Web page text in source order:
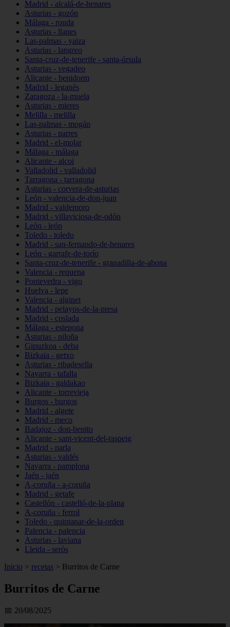
Madrid - alcalá-de-henares
Asturias - gozón
Málaga - ronda
Asturias - llanes
Las-palmas - yaiza
Asturias - langreo
Santa-cruz-de-tenerife - santa-úrsula
Asturias - vegadeo
Alicante - benidorm
Madrid - leganés
Zaragoza - la-muela
Asturias - mieres
Melilla - melilla
Las-palmas - mogán
Asturias - parres
Madrid - el-molar
Málaga - málaga
Alicante - alcoi
Valladolid - valladolid
Tarragona - tarragona
Asturias - corvera-de-asturias
León - valencia-de-don-juan
Madrid - valdemoro
Madrid - villaviciosa-de-odón
León - león
Toledo - toledo
Madrid - san-fernando-de-henares
León - garrafe-de-torío
Santa-cruz-de-tenerife - granadilla-de-abona
Valencia - requena
Pontevedra - vigo
Huelva - lepe
Valencia - alginet
Madrid - pelayos-de-la-presa
Madrid - coslada
Málaga - estepona
Asturias - piloña
Gipuzkoa - deba
Bizkaia - getxo
Asturias - ribadesella
Navarra - tafalla
Bizkaia - galdakao
Alicante - torrevieja
Burgos - burgos
Madrid - algete
Madrid - meco
Badajoz - don-benito
Alicante - sant-vicent-del-raspeig
Madrid - parla
Asturias - valdés
Navarra - pamplona
Jaén - jaén
A-coruña - a-coruña
Madrid - getafe
Castellón - castelló-de-la-plana
A-coruña - ferrol
Toledo - quintanar-de-la-orden
Palencia - palencia
Asturias - laviana
Lleida - seròs
Inicio > recetas > Burritos de Carne
Burritos de Carne
📅 20/08/2025